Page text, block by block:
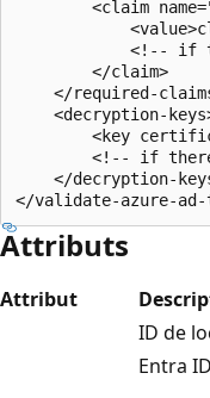
<claim
<!-- if
        </claim>
</required-
<decryption-
<key
<!-- if
</decryption-
Attributs
Attribut
ID de
Entra